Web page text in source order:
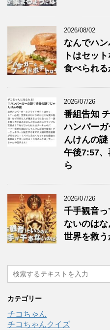
2026/08/02
なんでハ
トはセッ
食べられる
2026/07/26
番組告知
ハンバー
んけんの
午後7:57
ら
2026/07/26
千手観音
ないのは
世界を救う
カテゴリー
チコちゃん
チコちゃんクイズ